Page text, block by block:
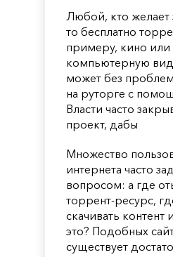
Любой, кто желает
то бесплатно
примеру, кино или
компьютерную
может без
на руторге с
Власти часто
проект, дабы
Множество
интернета часто
вопросом: а где
торрент-ресурс,
скачивать контент
это? Подобных
существует